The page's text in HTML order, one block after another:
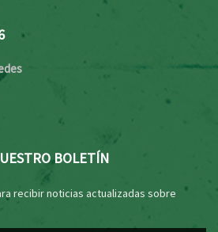
BOLETÍN
recibir noticias actualizadas sobre